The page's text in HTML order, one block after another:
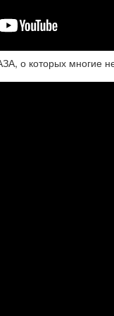
о которых многие